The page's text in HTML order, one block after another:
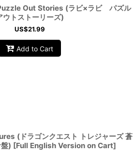
Out Stories (ラビ×ラビ パズル
ウトストーリーズ)
US$21.99
Add to Cart
(ドラゴンクエスト トレジャーズ 蒼
盤) [Full English Version on Cart]